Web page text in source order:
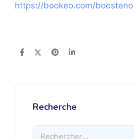
https://bookeo.com/boosteno
Recherche